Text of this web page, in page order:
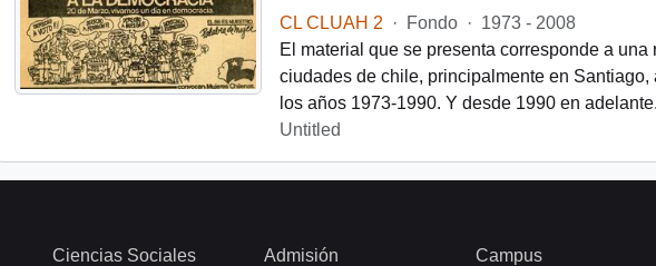
CL CLUAH 2
· Fondo · 1973 - 2008
El material que se presenta corresponde a
ciudades de chile, principalmente en
los años 1973-1990. Y desde 1990 en
Untitled
Ciencias Sociales Admisión Campus